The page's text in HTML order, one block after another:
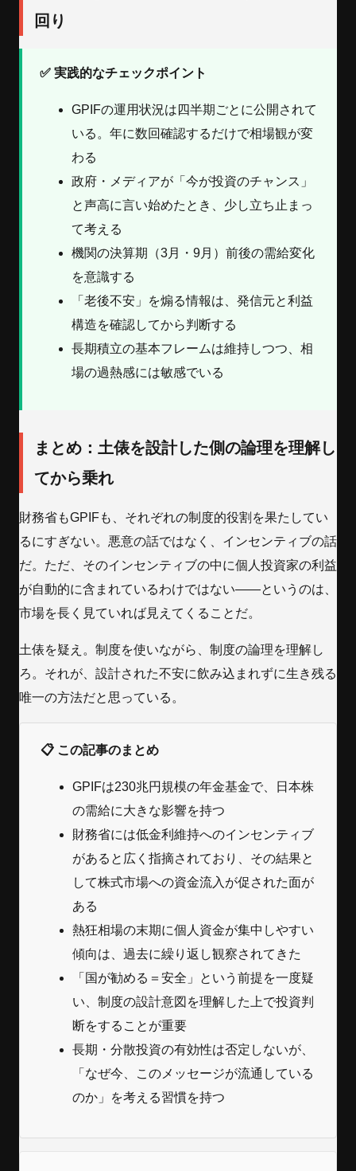
回り
✅ 実践的なチェックポイント
GPIFの運用状況は四半期ごとに公開されて
いる。年に数回確認するだけで相場観が変
わる
政府・メディアが「今が投資のチャンス」
と声高に言い始めたとき、少し立ち止まっ
て考える
機関の決算期（3月・9月）前後の需給変化
を意識する
「老後不安」を煽る情報は、発信元と利益
構造を確認してから判断する
長期積立の基本フレームは維持しつつ、相
場の過熱感には敏感でいる
まとめ：土俵を設計した側の論理を理解し
てから乗れ
財務省もGPIFも、それぞれの制度的役割を果たしてい
るにすぎない。悪意の話ではなく、インセンティブの話
だ。ただ、そのインセンティブの中に個人投資家の利益
が自動的に含まれているわけではない——というのは、
市場を長く見ていれば見えてくることだ。
土俵を疑え。制度を使いながら、制度の論理を理解し
ろ。それが、設計された不安に飲み込まれずに生き残る
唯一の方法だと思っている。
📋 この記事のまとめ
GPIFは230兆円規模の年金基金で、日本株
の需給に大きな影響を持つ
財務省には低金利維持へのインセンティブ
があると広く指摘されており、その結果と
して株式市場への資金流入が促された面が
ある
熱狂相場の末期に個人資金が集中しやすい
傾向は、過去に繰り返し観察されてきた
「国が勧める＝安全」という前提を一度疑
い、制度の設計意図を理解した上で投資判
断をすることが重要
長期・分散投資の有効性は否定しないが、
「なぜ今、このメッセージが流通している
のか」を考える習慣を持つ